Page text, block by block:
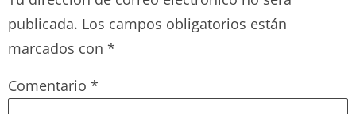
publicada. Los campos obligatorios están
marcados con *
Comentario *